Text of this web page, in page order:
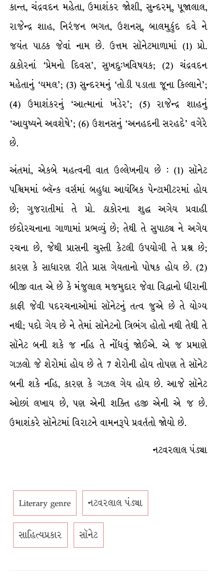
કાન્ત, ચંદ્રવદન મહેતા, ઉમાશંકર જોશી, સુન્દરમ્, પૂજાલાલ,
રાજેન્દ્ર શાહ, નિરંજન ભગત, ઉશનસ્, બાલમુકુંદ દવે ને
જયંત પાઠક જેવાં નામ છે. ઉત્તમ સૉનેટમાળામાં (1) પ્રો.
ઠાકોરનાં ‘પ્રેમનો દિવસ’, સુખદુ:ખવિષયક; (2) ચંદ્રવદન
મહેતાનું ‘યમલ’; (3) સુન્દરમનું ‘તોડી પડાતા જૂના કિલ્લાને’;
(4) ઉમાશંકરનું ‘આત્માનાં ખંડેર’; (5) રાજેન્દ્ર શાહનું
‘આયુષ્યને અવશેષે’; (6) ઉશનસનું ‘અનહદની સરહદે’ વગેરે
છે.
અંતમાં, એકબે મહત્વની વાત ઉલ્લેખનીય છે : (1) સૉનેટ
પશ્ચિમમાં બ્લૅન્ક વર્સમાં બહુધા આયંબિક પેન્ટામીટરમાં હોય
છે; ગુજરાતીમાં તે પ્રો. ઠાકોરના શુદ્ધ અગેય પ્રવાહી
છંદોરચનાના ગાળામાં પ્રભવ્યું છે; તેથી તે સુપાઠ્ય ને અગેય
રચના છે, જેથી પ્રાસની ચુસ્તી કેટલી ઉપયોગી તે પ્રશ્ન છે;
કારણ કે સાધારણ રીતે પ્રાસ ગેયતાનો પોષક હોય છે. (2)
બીજી વાત એ છે કે મંજુલાલ મજમુદાર જેવા વિદ્વાનો ધીરાની
કાફી જેવી પદરચનાઓમાં સૉનેટનું તત્વ જુએ છે તે યોગ્ય
નથી; પદો ગેય છે ને તેમાં સૉનેટનો ત્રિભંગ હોતો નથી તેથી તે
સૉનેટ બની શકે જ નહિ તે નોંધવું જોઈએ. એ જ પ્રમાણે
ગઝલો જે શેરોમાં હોય છે તે 7 શેરોની હોય તોપણ તે સૉનેટ
બની શકે નહિ, કારણ કે ગઝલ ગેય હોય છે. આજે સૉનેટ
ઓછાં લખાય છે, પણ એની શક્તિ હજી એની એ જ છે.
ઉમાશંકરે સૉનેટમાં વિરાટને વામનરૂપે પ્રવર્તતો જોયો છે.
નટવરલાલ પંડ્યા
Literary genre નટવરલાલ પંડ્યા
સાહિત્યપ્રકાર સૉનેટ